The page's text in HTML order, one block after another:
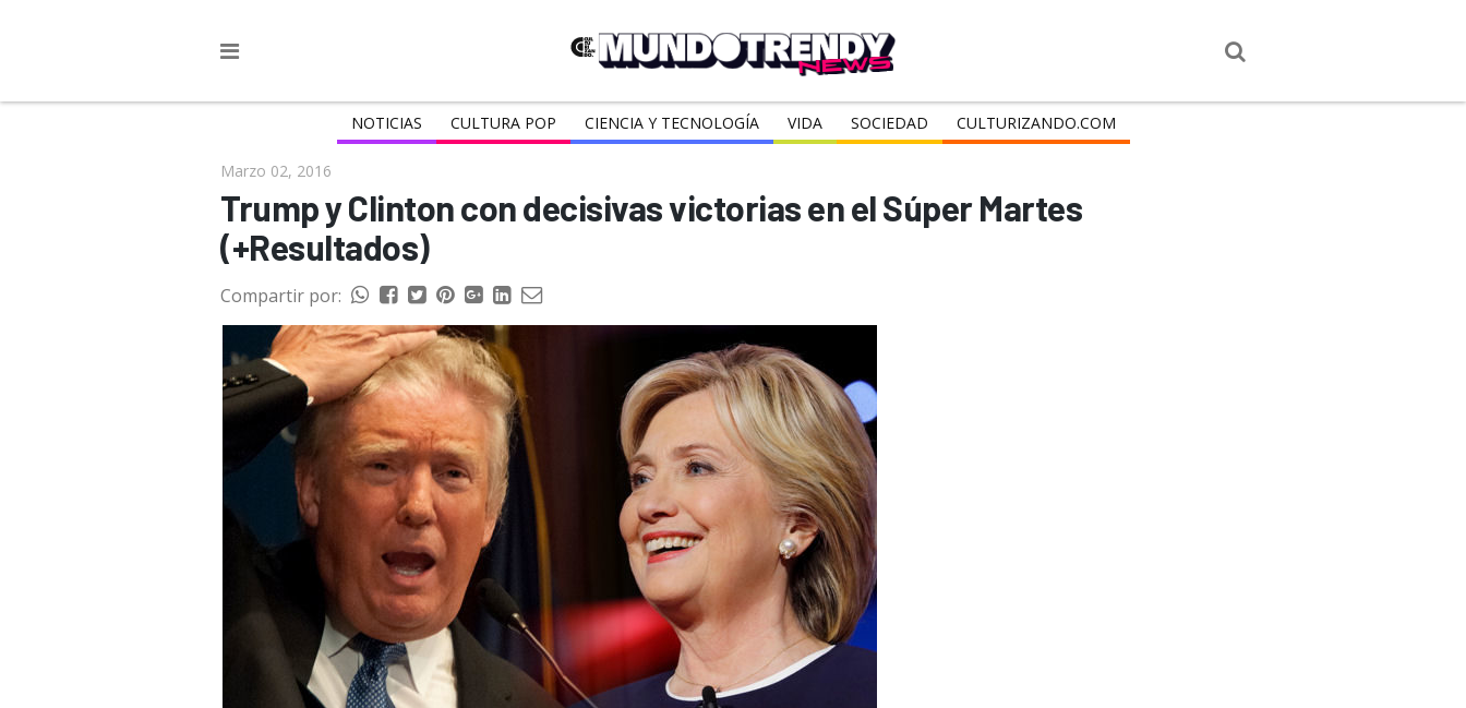
NOTICIAS CULTURA POP CIENCIA Y TECNOLOGÍA VIDA SOCIEDAD CULTURIZANDO.COM
Marzo 02, 2016
Trump y Clinton con decisivas victorias en el Súper Martes
(+Resultados)
Compartir por: